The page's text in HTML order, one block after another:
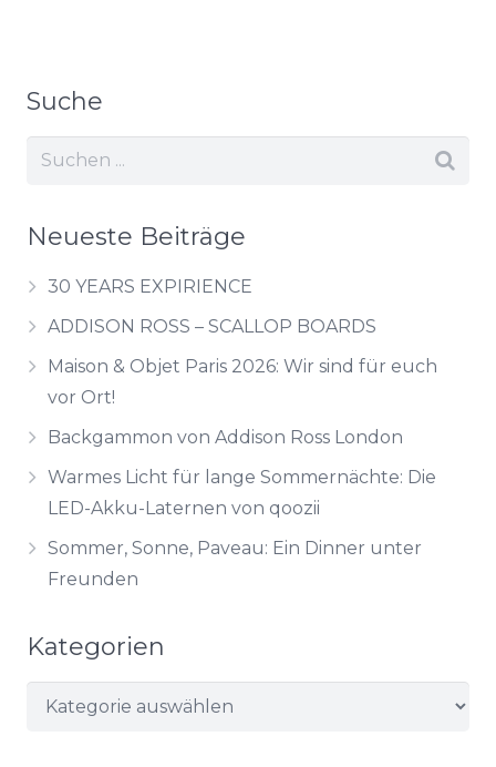
Suche
Neueste Beiträge
30 YEARS EXPIRIENCE
ADDISON ROSS – SCALLOP BOARDS
Maison & Objet Paris 2026: Wir sind für euch
vor Ort!
Backgammon von Addison Ross London
Warmes Licht für lange Sommernächte: Die
LED-Akku-Laternen von qoozii
Sommer, Sonne, Paveau: Ein Dinner unter
Freunden
Kategorien
Kategorien